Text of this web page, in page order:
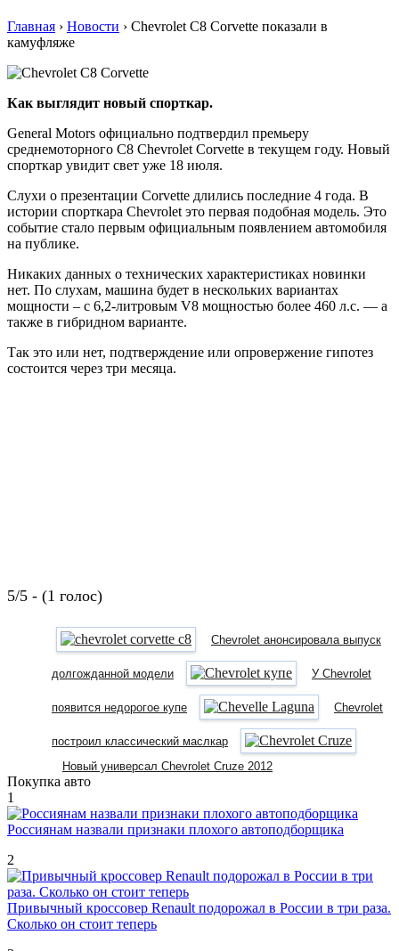
Главная › Новости › Chevrolet C8 Corvette показали в
камуфляже
Как выглядит новый спорткар.
General Motors официально подтвердил премьеру
среднемоторного C8 Chevrolet Corvette в текущем году. Новый
спорткар увидит свет уже 18 июля.
Слухи о презентации Corvette длились последние 4 года. В
истории спорткара Chevrolet это первая подобная модель. Это
событие стало первым официальным появлением автомобиля
на публике.
Никаких данных о технических характеристиках новинки
нет. По слухам, машина будет в нескольких вариантах
мощности – с 6,2-литровым V8 мощностью более 460 л.с. — а
также в гибридном варианте.
Так это или нет, подтверждение или опровержение гипотез
состоится через три месяца.
5/5 - (1 голос)
Chevrolet анонсировала выпуск
долгожданной модели У Chevrolet
появится недорогое купе Chevrolet
построил классический маслкар
Новый универсал Chevrolet Cruze 2012
Покупка авто
1
Россиянам назвали признаки плохого автоподборщика
2
Привычный кроссовер Renault подорожал в России в три раза.
Сколько он стоит теперь